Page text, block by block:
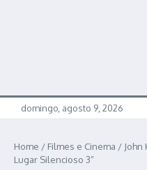
domingo, agosto 9, 2026
Home / Filmes e Cinema / John
Lugar Silencioso 3”